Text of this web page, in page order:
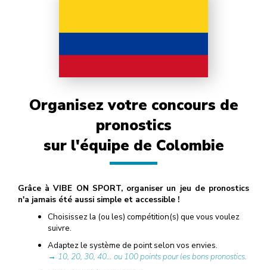
Organisez votre concours de
pronostics
sur l'équipe de Colombie
Grâce à VIBE ON SPORT, organiser un jeu de pronostics
n'a jamais été aussi simple et accessible !
Choisissez la (ou les) compétition(s) que vous voulez
suivre.
Adaptez le système de point selon vos envies.
→ 10, 20, 30, 40… ou 100 points pour les bons pronostics.